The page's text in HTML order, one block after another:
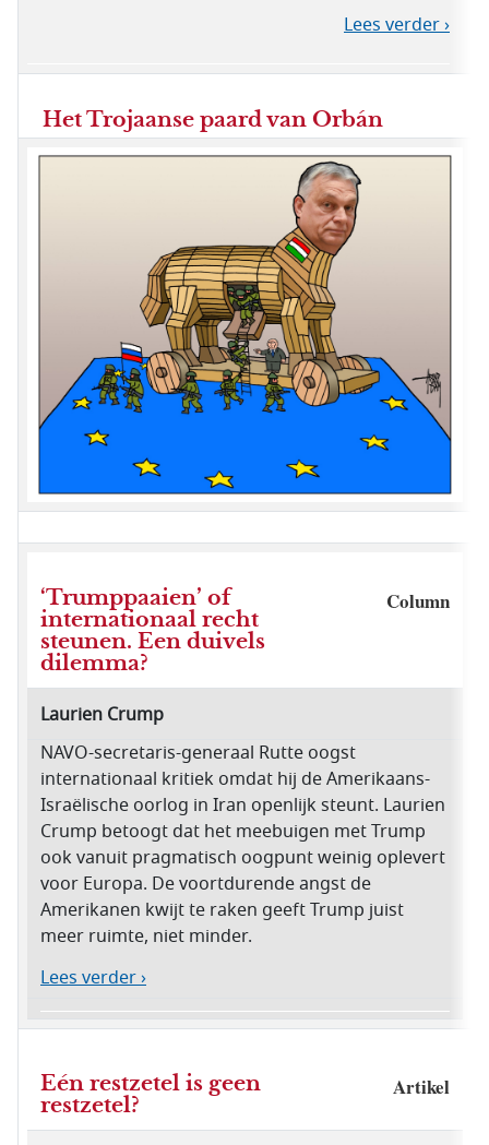
Lees verder ›
Het Trojaanse paard van Orbán
‘Trumppaaien’ of
internationaal recht
steunen. Een duivels
dilemma?
Column
Laurien Crump
NAVO-secretaris-generaal Rutte oogst
internationaal kritiek omdat hij de Amerikaans-
Israëlische oorlog in Iran openlijk steunt. Laurien
Crump betoogt dat het meebuigen met Trump
ook vanuit pragmatisch oogpunt weinig oplevert
voor Europa. De voortdurende angst de
Amerikanen kwijt te raken geeft Trump juist
meer ruimte, niet minder.
Lees verder ›
Eén restzetel is geen
restzetel?
Artikel